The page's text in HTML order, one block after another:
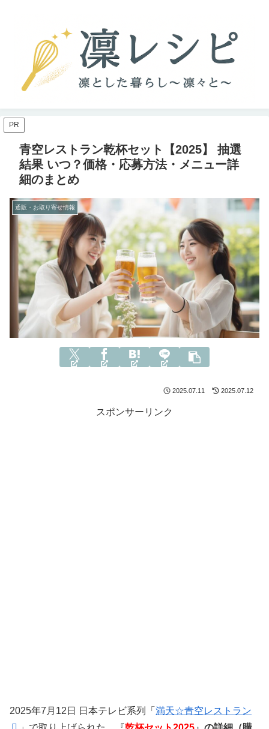
PR
青空レストラン乾杯セット【2025】 抽選
結果 いつ？価格・応募方法・メニュー詳
細のまとめ
通販・お取り寄せ情報
2025.07.11 2025.07.12
スポンサーリンク
2025年7月12日 日本テレビ系列「 満天☆青空レストラン